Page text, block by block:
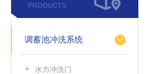
PRODUCTS
调蓄池冲洗系统
水力冲洗门